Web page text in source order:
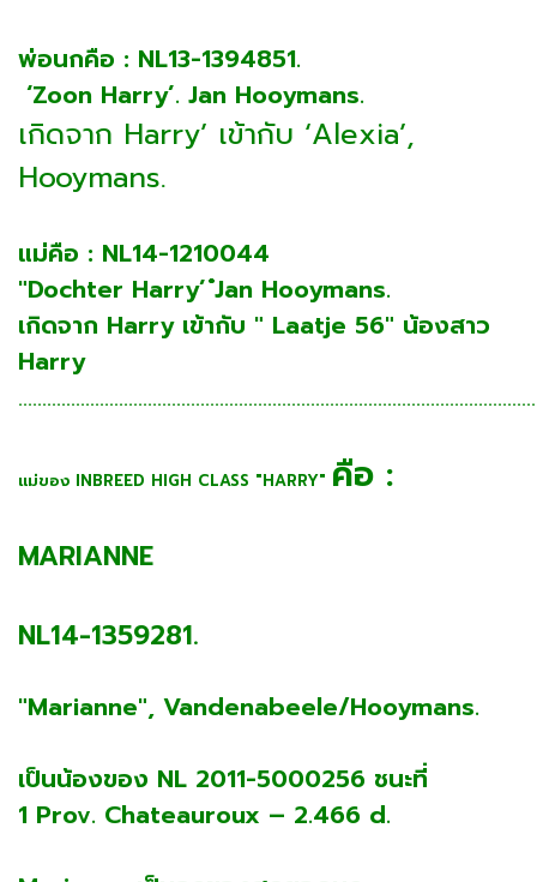
พ่อนกคือ : NL13-1394851.
‘Zoon Harry’. Jan Hooymans.
เกิดจาก Harry’ เข้ากับ ‘Alexia’,
Hooymans.
แม่คือ : NL14-1210044
"Dochter Harry’ ๋Jan Hooymans.
เกิดจาก Harry เข้ากับ " Laatje 56" น้องสาว
Harry
แม่ของ INBREED HIGH CLASS "HARRY" คือ :
MARIANNE
NL14-1359281.
"Marianne", Vandenabeele/Hooymans.
เป็นน้องของ NL 2011-5000256 ชนะที่
1 Prov. Chateauroux – 2.466 d.